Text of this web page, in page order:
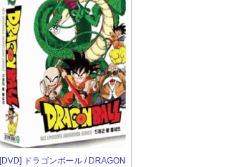
[DVD] ドラゴンボール / DRAGON